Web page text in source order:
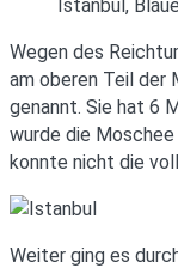
Istanbul,
Wegen des
am oberen Teil der
genannt. Sie hat 6
wurde die
konnte nicht die
Weiter ging es